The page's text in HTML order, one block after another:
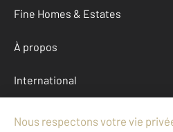
Fine Homes & Estates
À propos
International